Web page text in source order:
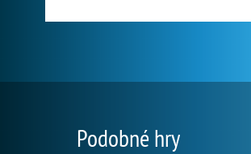
Podobné hry